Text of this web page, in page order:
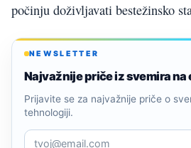
počinju doživljavati bestežinsko
NEWSLETTER
Najvažnije priče iz svemira na
Prijavite se za najvažnije priče o
tehnologiji.